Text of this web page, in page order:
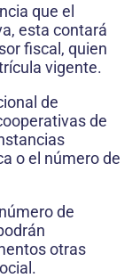
que el
esta contará
fiscal, quien
vigente.
de
de
o el número de
de
otras